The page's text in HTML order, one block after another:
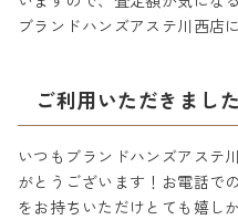
ブランドハンズアステ川西店
ご利用いただきまし
いつもブランドハンズアステ
がとうございます！お電話で
をお持ちいただけとても嬉し